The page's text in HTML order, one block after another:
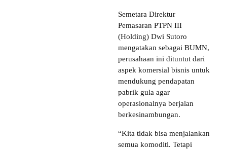
Semetara Direktur
Pemasaran PTPN III
(Holding) Dwi Sutoro
mengatakan sebagai BUMN,
perusahaan ini dituntut dari
aspek komersial bisnis untuk
mendukung pendapatan
pabrik gula agar
operasionalnya berjalan
berkesinambungan.
“Kita tidak bisa menjalankan
semua komoditi. Tetapi